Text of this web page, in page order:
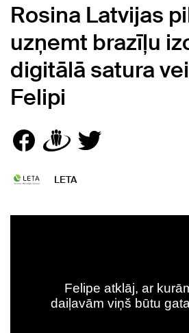
Rosina Latvijas
uzņemt brazīļu
digitālā satura
Felipi
LETA